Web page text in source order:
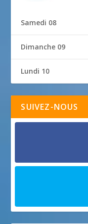
Samedi 08
Dimanche 09
Lundi 10
SUIVEZ-NOUS